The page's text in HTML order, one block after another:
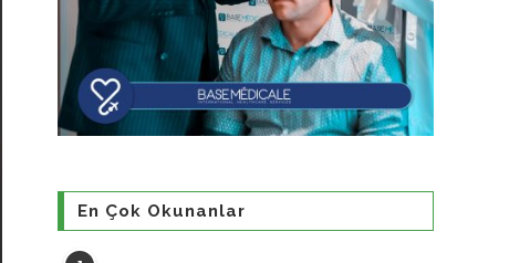
En Çok Okunanlar